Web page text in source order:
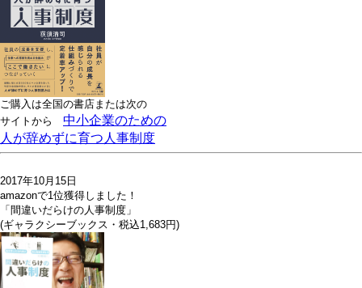
ご購入は全国の書店または次の
サイトから 中小企業のための
人が辞めずに育つ人事制度
2017年10月15日
amazonで1位獲得しました！
「間違いだらけの人事制度」
(ギャラクシーブックス・税込1,683円)